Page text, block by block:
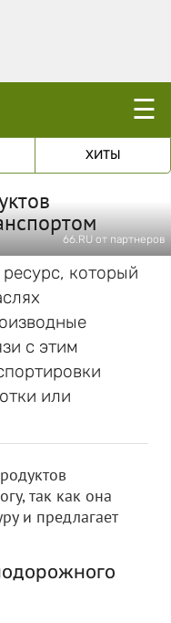
☰
ХИТЫ
66.RU от партнеров
который
с этим
или
так как она
и предлагает